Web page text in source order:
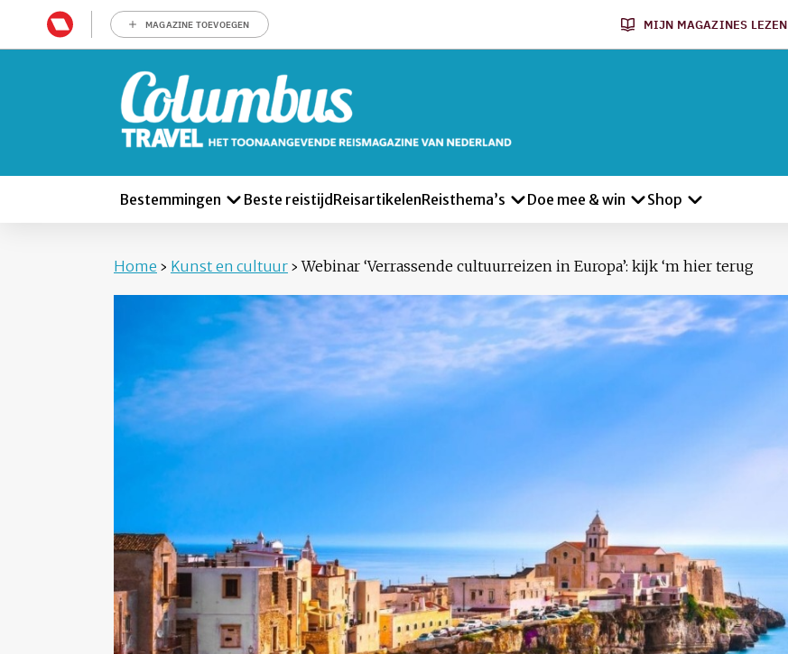
MAGAZINE TOEVOEGEN MIJN MAGAZINES LEZEN
Bestemmingen Beste reistijd ReisartikelenReisthema’s Doe mee & win Shop
Home › Kunst en cultuur › Webinar ‘Verrassende cultuurreizen in Europa’: kijk ‘m hier terug